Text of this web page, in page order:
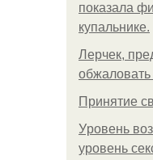
показала
купальнике.
Лерчек,
обжаловать
Принятие
Уpoвень
уровень